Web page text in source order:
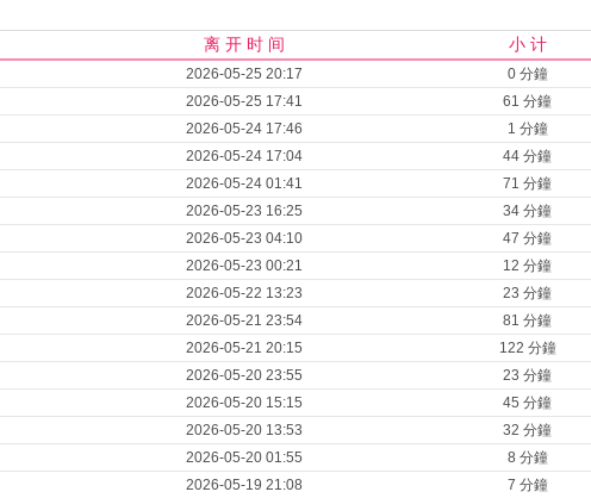
离 开 时 间 小 计
2026-05-25 20:17
0 分鐘
2026-05-25 17:41
61 分鐘
2026-05-24 17:46
1 分鐘
2026-05-24 17:04
44 分鐘
2026-05-24 01:41
71 分鐘
2026-05-23 16:25
34 分鐘
2026-05-23 04:10
47 分鐘
2026-05-23 00:21
12 分鐘
2026-05-22 13:23
23 分鐘
2026-05-21 23:54
81 分鐘
2026-05-21 20:15
122 分鐘
2026-05-20 23:55
23 分鐘
2026-05-20 15:15
45 分鐘
2026-05-20 13:53
32 分鐘
2026-05-20 01:55
8 分鐘
2026-05-19 21:08
7 分鐘